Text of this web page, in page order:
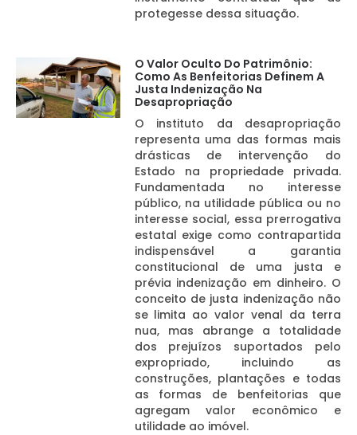
protegesse dessa situação.
O Valor Oculto Do Patrimônio:
Como As Benfeitorias Definem A
Justa Indenização Na
Desapropriação
O instituto da desapropriação
representa uma das formas mais
drásticas de intervenção do
Estado na propriedade privada.
Fundamentada no interesse
público, na utilidade pública ou no
interesse social, essa prerrogativa
estatal exige como contrapartida
indispensável a garantia
constitucional de uma justa e
prévia indenização em dinheiro. O
conceito de justa indenização não
se limita ao valor venal da terra
nua, mas abrange a totalidade
dos prejuízos suportados pelo
expropriado, incluindo as
construções, plantações e todas
as formas de benfeitorias que
agregam valor econômico e
utilidade ao imóvel.